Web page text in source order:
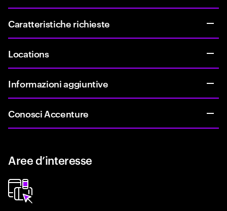
Caratteristiche richieste
Locations
Informazioni aggiuntive
Conosci Accenture
Aree d’interesse